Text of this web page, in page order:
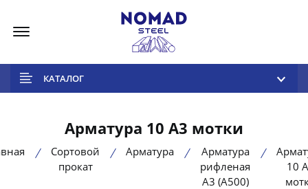
КАТАЛОГ
Арматура 10 А3 мотки
Сортовой
прокат
Арматура
Арматура
рифленая
А3 (А500)
10